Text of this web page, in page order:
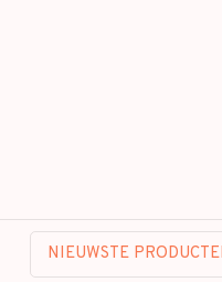
NIEUWSTE